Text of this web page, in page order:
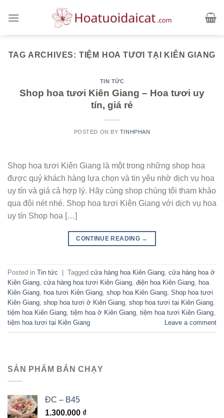
TAG ARCHIVES: TIỆM HOA TƯƠI TẠI KIÊN GIANG
TIN TỨC
Shop hoa tươi Kiên Giang – Hoa tươi uy
tín, giá rẻ
POSTED ON BY TINHPHAN
Shop hoa tươi Kiên Giang là một trong những shop hoa
được quý khách hàng lựa chọn và tin yêu nhờ dịch vụ hoa
uy tín và giá cả hợp lý. Hãy cùng shop chúng tôi tham khảo
qua đôi nét nhé. Shop hoa tươi Kiên Giang với dịch vụ hoa
uy tín Shop hoa […]
CONTINUE READING →
Posted in Tin tức Tagged cửa hàng hoa Kiên Giang cửa hàng hoa ở
Kiên Giang cửa hàng hoa tươi Kiên Giang điện hoa Kiên Giang
hoa
Kiên Giang
hoa tươi Kiên Giang shop hoa Kiên Giang Shop hoa tươi
Kiên Giang shop hoa tươi ở Kiên Giang shop hoa tươi tại Kiên Giang
tiệm hoa Kiên Giang tiệm hoa ở Kiên Giang tiệm hoa tươi Kiên Giang
tiệm hoa tươi tại Kiên Giang
Leave a comment
SẢN PHẨM BÁN CHẠY
ĐC – B45
1.300.000 ₫